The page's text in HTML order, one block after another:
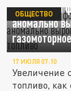
В Питере на
аномально
ОБЩЕСТВО
17 ИЮЛЯ 07:10
Увеличение
топливо,